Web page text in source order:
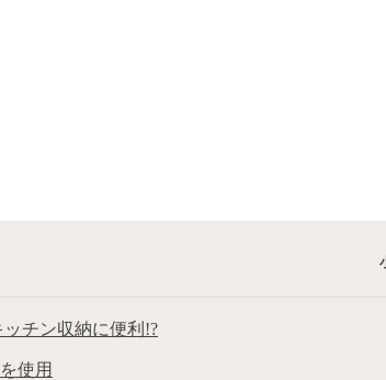
チン収納に便利!?
使用